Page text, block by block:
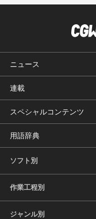
ニュース
連載
スペシャルコンテンツ
用語辞典
ソフト別
作業工程別
ジャンル別